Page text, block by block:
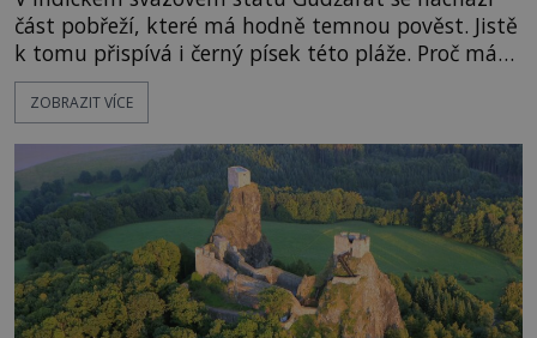
část pobřeží, které má hodně temnou pověst. Jistě
k tomu přispívá i černý písek této pláže. Proč má
pláž takové netypické zbarvení? Nakolik jsou
pravdivé historky, že zde došlo k nevysvětlitelným
následovat. Vstupujeme na pláž Dumas ve městě
Surat. Gu
ZOBRAZIT VÍCE